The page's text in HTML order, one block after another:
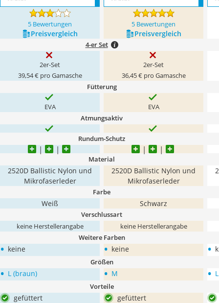
5 Bewertungen 5 Bewertungen
Preis­vergleich Preis­vergleich
4-er Set
2er-Set
39,54 € pro Gamasche
2er-Set
36,45 € pro Gamasche
Fütterung
EVA EVA
Atmungsaktiv
Rundum-Schutz
Material
2520D Ballistic Nylon und
Mikrofaserleder
2520D Ballistic Nylon und
Mikrofaserleder
Farbe
Weiß Schwarz
Verschlussart
keine Herstellerangabe keine Herstellerangabe
Weitere Farben
• keine • keine •
Größen
• L (braun) • M •
Vorteile
gefüttert
gefüttert